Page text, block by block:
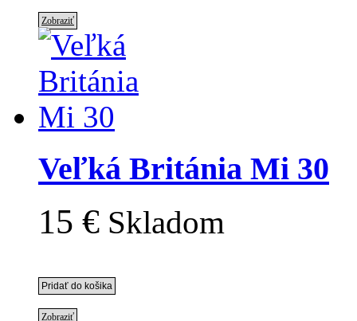
Zobraziť
Veľká Británia Mi 30
15 € Skladom
Zobraziť